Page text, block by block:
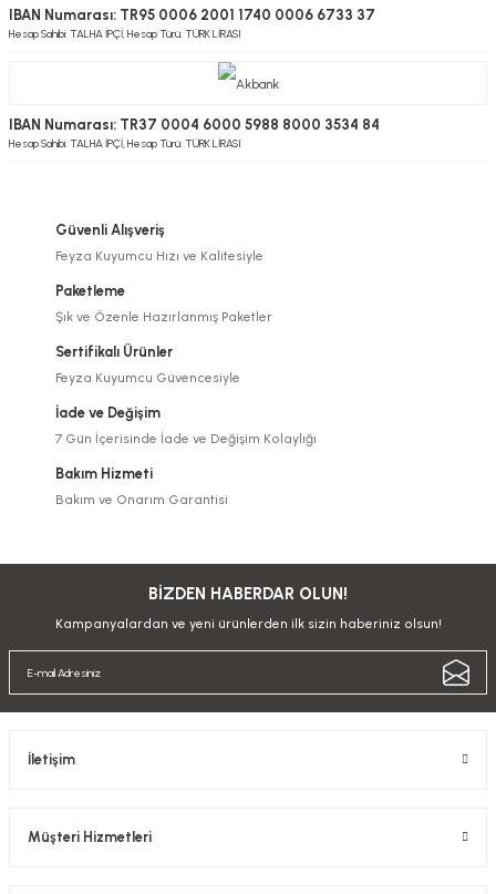
IBAN Numarası: TR95 0006 2001 1740 0006 6733 37
Hesap Sahibi: TALHA İPÇİ, Hesap Türü: TÜRK LİRASI
IBAN Numarası: TR37 0004 6000 5988 8000 3534 84
Hesap Sahibi: TALHA İPÇİ, Hesap Türü: TÜRK LİRASI
Güvenli Alışveriş
Feyza Kuyumcu Hızı ve Kalitesiyle
Paketleme
Şık ve Özenle Hazırlanmış Paketler
Sertifikalı Ürünler
Feyza Kuyumcu Güvencesiyle
İade ve Değişim
7 Gün İçerisinde İade ve Değişim Kolaylığı
Bakım Hizmeti
Bakım ve Onarım Garantisi
BİZDEN HABERDAR OLUN!
Kampanyalardan ve yeni ürünlerden ilk sizin haberiniz olsun!
İletişim
Müşteri Hizmetleri